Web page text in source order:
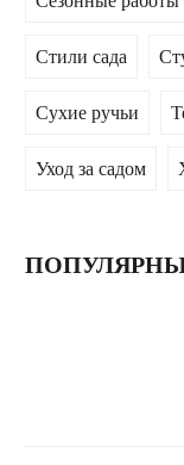
Стили сада
Сухие ручьи
Уход за садом